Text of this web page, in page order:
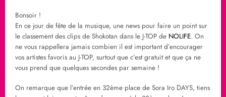
Bonsoir !
En ce jour de fête de la musique, une news pour faire un point sur
le classement des clips de Shokotan dans le J-TOP de NOLIFE. On
ne vous rappellera jamais combien il est important d’encourager
vos artistes favoris au J-TOP, surtout que c’est gratuit et que ça ne
vous prend que quelques secondes par semaine !
On remarque que l’entrée en 32ème place de Sora Iro DAYS, tiens